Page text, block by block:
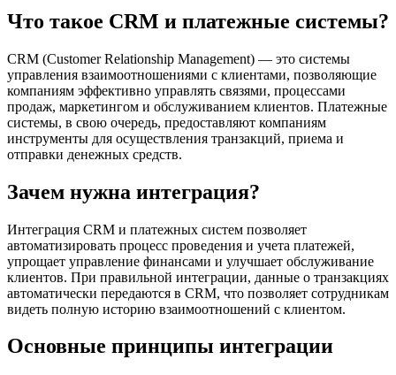
Что такое CRM и платежные системы?
CRM (Customer Relationship Management) — это системы
управления взаимоотношениями с клиентами, позволяющие
компаниям эффективно управлять связями, процессами
продаж, маркетингом и обслуживанием клиентов. Платежные
системы, в свою очередь, предоставляют компаниям
инструменты для осуществления транзакций, приема и
отправки денежных средств.
Зачем нужна интеграция?
Интеграция CRM и платежных систем позволяет
автоматизировать процесс проведения и учета платежей,
упрощает управление финансами и улучшает обслуживание
клиентов. При правильной интеграции, данные о транзакциях
автоматически передаются в CRM, что позволяет сотрудникам
видеть полную историю взаимоотношений с клиентом.
Основные принципы интеграции